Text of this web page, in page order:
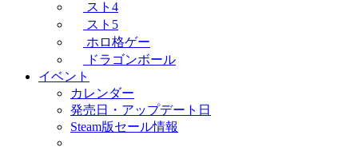
スト4
スト5
ホロ格ゲー
ドラゴンボール
イベント
カレンダー
発売日・アップデート日
Steam版セール情報